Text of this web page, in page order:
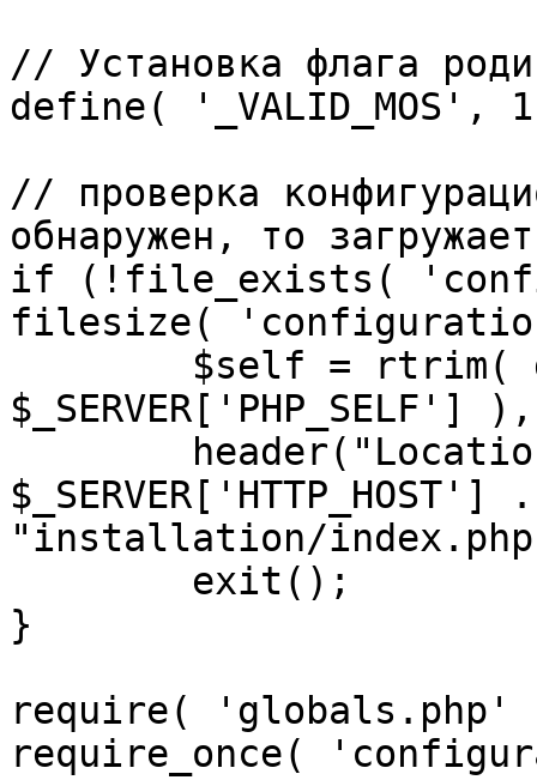
// Установка флага
define( '_VALID_MOS',
// проверка
обнаружен, то
if (!file_exists(
filesize(
"installation/
}
require(
require_once(